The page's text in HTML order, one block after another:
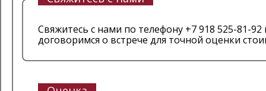
Свяжитесь с нами по телефону +7 918 525-81-
договоримся о встрече для точной оценки